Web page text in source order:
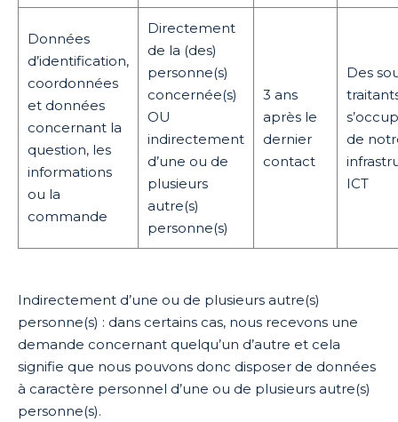
Données
d’identification,
coordonnées
et données
concernant la
question, les
informations
ou la
commande
Directement
de la (des)
personne(s)
concernée(s)
OU
indirectement
d’une ou de
plusieurs
autre(s)
personne(s)
3 ans
après le
dernier
contact
Des
de
ICT
Indirectement d’une ou de plusieurs autre(s)
personne(s) : dans certains cas, nous recevons une
demande concernant quelqu’un d’autre et cela
signifie que nous pouvons donc disposer de données
à caractère personnel d’une ou de plusieurs autre(s)
personne(s).